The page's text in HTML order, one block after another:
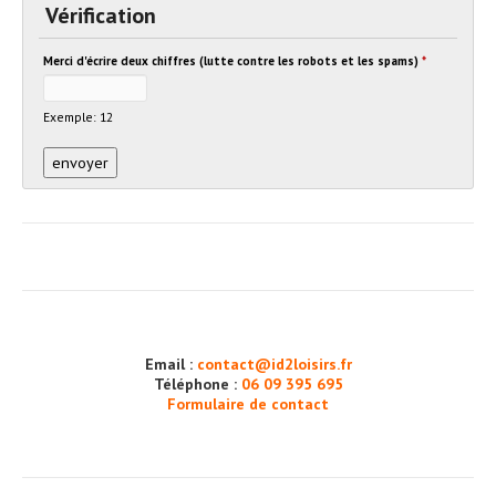
Vérification
Merci d'écrire deux chiffres (lutte contre les robots et les spams) *
Exemple: 12
Email : contact@id2loisirs.fr
Téléphone : 06 09 395 695
Formulaire de contact